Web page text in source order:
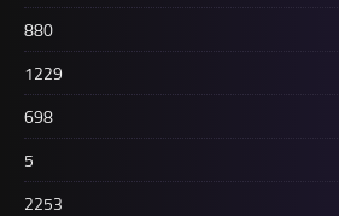
880
1229
698
5
2253